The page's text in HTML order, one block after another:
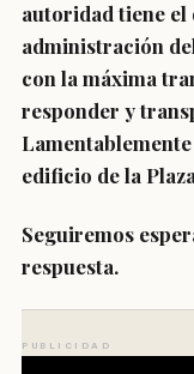
autoridad tiene el
administración
con la máxima
responder y
edificio de la
Seguiremos
respuesta.
PUBLICIDAD